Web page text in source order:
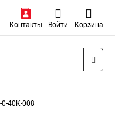
Контакты Войти Корзина
0-40K-008